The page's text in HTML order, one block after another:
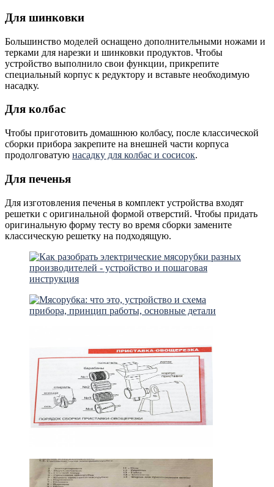
Для шинковки
Большинство моделей оснащено дополнительными ножами и
терками для нарезки и шинковки продуктов. Чтобы
устройство выполнило свои функции, прикрепите
специальный корпус к редуктору и вставьте необходимую
насадку.
Для колбас
Чтобы приготовить домашнюю колбасу, после классической
сборки прибора закрепите на внешней части корпуса
продолговатую насадку для колбас и сосисок.
Для печенья
Для изготовления печенья в комплект устройства входят
решетки с оригинальной формой отверстий. Чтобы придать
оригинальную форму тесту во время сборки замените
классическую решетку на подходящую.